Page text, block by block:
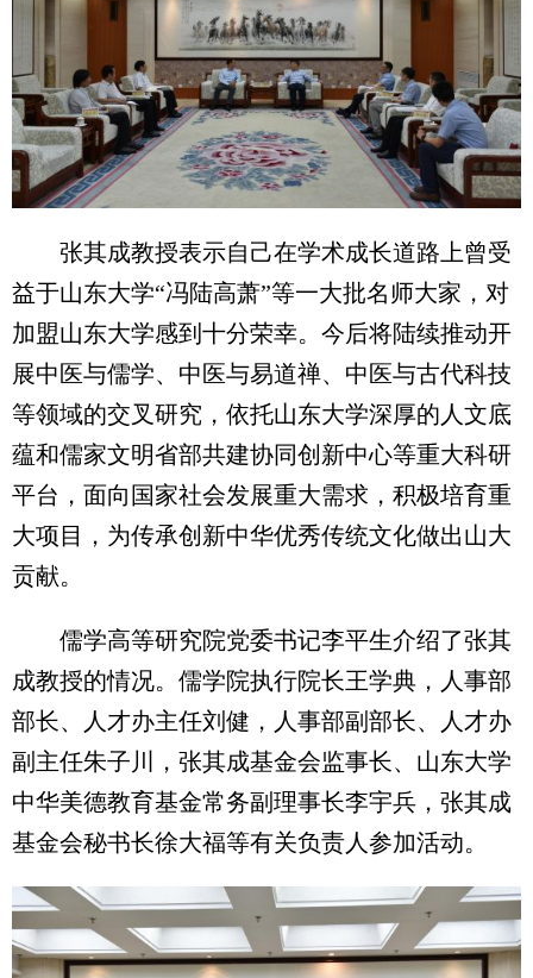
张其成教授表示自己在学术成长道路上曾受
益于山东大学“冯陆高萧”等一大批名师大家，对
加盟山东大学感到十分荣幸。今后将陆续推动开
展中医与儒学、中医与易道禅、中医与古代科技
等领域的交叉研究，依托山东大学深厚的人文底
蕴和儒家文明省部共建协同创新中心等重大科研
平台，面向国家社会发展重大需求，积极培育重
大项目，为传承创新中华优秀传统文化做出山大
贡献。
儒学高等研究院党委书记李平生介绍了张其
成教授的情况。儒学院执行院长王学典，人事部
部长、人才办主任刘健，人事部副部长、人才办
副主任朱子川，张其成基金会监事长、山东大学
中华美德教育基金常务副理事长李宇兵，张其成
基金会秘书长徐大福等有关负责人参加活动。